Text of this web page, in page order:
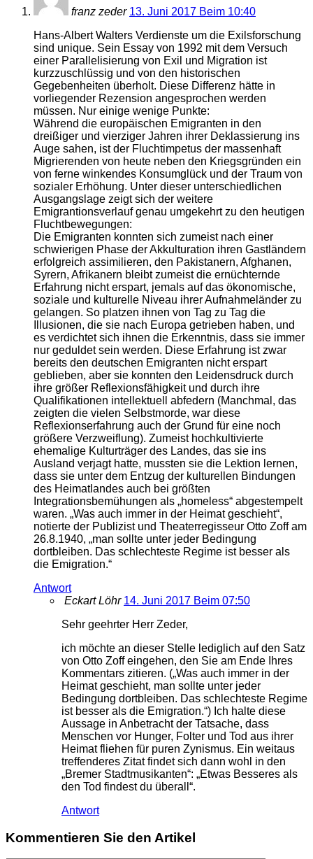
franz zeder 13. Juni 2017 Beim 10:40
Hans-Albert Walters Verdienste um die Exilsforschung
sind unique. Sein Essay von 1992 mit dem Versuch
einer Parallelisierung von Exil und Migration ist
kurzzuschlüssig und von den historischen
Gegebenheiten überholt. Diese Differenz hätte in
vorliegender Rezension angesprochen werden
müssen. Nur einige wenige Punkte:
Während die europäischen Emigranten in den
dreißiger und vierziger Jahren ihrer Deklassierung ins
Auge sahen, ist der Fluchtimpetus der massenhaft
Migrierenden von heute neben den Kriegsgründen ein
von ferne winkendes Konsumglück und der Traum von
sozialer Erhöhung. Unter dieser unterschiedlichen
Ausgangslage zeigt sich der weitere
Emigrantionsverlauf genau umgekehrt zu den heutigen
Fluchtbewegungen:
Die Emigranten konnten sich zumeist nach einer
schwierigen Phase der Akkulturation ihren Gastländern
erfolgreich assimilieren, den Pakistanern, Afghanen,
Syrern, Afrikanern bleibt zumeist die ernüchternde
Erfahrung nicht erspart, jemals auf das ökonomische,
soziale und kulturelle Niveau ihrer Aufnahmeländer zu
gelangen. So platzen ihnen von Tag zu Tag die
Illusionen, die sie nach Europa getrieben haben, und
es verdichtet sich ihnen die Erkenntnis, dass sie immer
nur geduldet sein werden. Diese Erfahrung ist zwar
bereits den deutschen Emigranten nicht erspart
geblieben, aber sie konnten den Leidensdruck durch
ihre größer Reflexionsfähigkeit und durch ihre
Qualifikationen intellektuell abfedern (Manchmal, das
zeigten die vielen Selbstmorde, war diese
Reflexionserfahrung auch der Grund für eine noch
größere Verzweiflung). Zumeist hochkultivierte
ehemalige Kulturträger des Landes, das sie ins
Ausland verjagt hatte, mussten sie die Lektion lernen,
dass sie unter dem Entzug der kulturellen Bindungen
des Heimatlandes auch bei größten
Integrationsbemühungen als „homeless“ abgestempelt
waren. „Was auch immer in der Heimat geschieht“,
notierte der Publizist und Theaterregisseur Otto Zoff am
26.8.1940, „man sollte unter jeder Bedingung
dortbleiben. Das schlechteste Regime ist besser als
die Emigration.“
Antwort
Eckart Löhr 14. Juni 2017 Beim 07:50
Sehr geehrter Herr Zeder,
ich möchte an dieser Stelle lediglich auf den Satz
von Otto Zoff eingehen, den Sie am Ende Ihres
Kommentars zitieren. („Was auch immer in der
Heimat geschieht, man sollte unter jeder
Bedingung dortbleiben. Das schlechteste Regime
ist besser als die Emigration.“) Ich halte diese
Aussage in Anbetracht der Tatsache, dass
Menschen vor Hunger, Folter und Tod aus ihrer
Heimat fliehen für puren Zynismus. Ein weitaus
treffenderes Zitat findet sich dann wohl in den
„Bremer Stadtmusikanten“: „Etwas Besseres als
den Tod findest du überall“.
Antwort
Kommentieren Sie den Artikel